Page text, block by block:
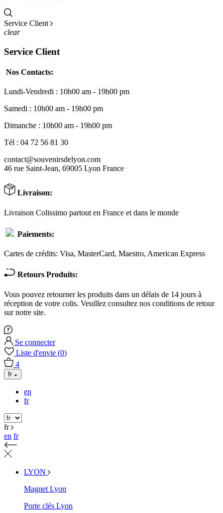
Service Client
clear
Service Client
Nos Contacts:
Lundi-Vendredi : 10h00 am - 19h00 pm
Samedi : 10h00 am - 19h00 pm
Dimanche : 10h00 am - 19h00 pm
Tél : 04 72 56 81 30
contact@souvenirsdelyon.com
46 rue Saint-Jean, 69005 Lyon France
Livraison:
Livraison Colissimo partout en France et dans le monde
Paiements:
Cartes de crédits: Visa, MasterCard, Maestro, American Express
Retours Produits:
Vous pouvez retourner les produits dans un délais de 14 jours à
réception de votre colis. Veuillez consultez nos conditions de retour
sur notre site.
Se connecter
Liste d'envie (0)
4
fr
en
fr
fr
en fr
LYON
Magnet Lyon
Porte clés Lyon